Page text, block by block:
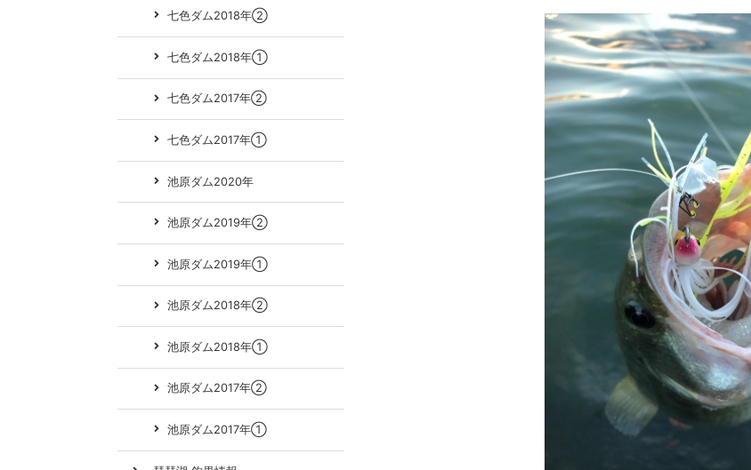
七色ダム2018年②
七色ダム2018年①
七色ダム2017年②
七色ダム2017年①
池原ダム2020年
池原ダム2019年②
池原ダム2019年①
池原ダム2018年②
池原ダム2018年①
池原ダム2017年②
池原ダム2017年①